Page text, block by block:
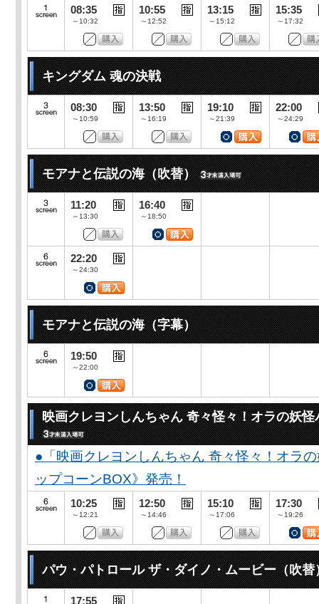
08:35
～10:32
10:55
～12:52
13:15
～15:12
15:35
～17:32
キングダム 魂の決戦
08:30
～10:59
13:50
～16:19
19:10
～21:39
22:00
～24:29
モアナと伝説の海（吹替）
11:20
～13:30
16:40
～18:50
22:20
～24:30
モアナと伝説の海（字幕）
19:50
～22:00
映画クレヨンしんちゃん 奇々怪々！オラの妖怪
●「映画クレヨンしんちゃん 奇々怪々！オラ
ップコーンBOX》発売！
10:25
～12:21
12:50
～14:46
15:10
～17:06
17:30
～19:26
パウ・パトロール ザ・ダイノ・ムービー（吹替
17:55